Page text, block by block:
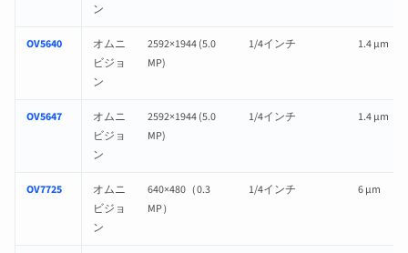
ン
OV5640
オムニ
ビジョ
ン
2592×1944 (5.0
MP)
1/4インチ 1.4 µm
OV5647
オムニ
ビジョ
ン
2592×1944 (5.0
MP)
1/4インチ 1.4 µm
OV7725
オムニ
ビジョ
ン
640×480（0.3
MP）
1/4インチ 6 µm